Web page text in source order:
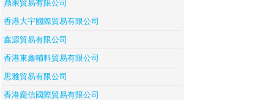
鼎乘貿易有限公司
香港大宇國際貿易有限公司
鑫源貿易有限公司
香港東鑫輔料貿易有限公司
思雅貿易有限公司
香港龐信國際貿易有限公司